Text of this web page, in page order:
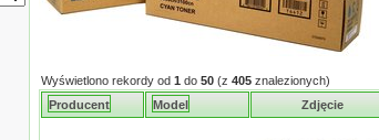
Wyświetlono rekordy od 1 do 50 (z 405 znalezionych)
Producent
Model Zdjęcie